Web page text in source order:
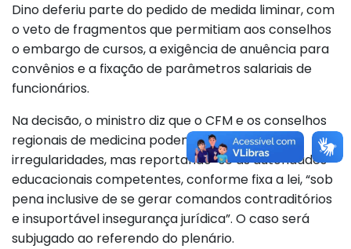
Dino deferiu parte do pedido de medida liminar, com
o veto de fragmentos que permitiam aos conselhos
o embargo de cursos, a exigência de anuência para
convênios e a fixação de parâmetros salariais de
funcionários.
Na decisão, o ministro diz que o CFM e os conselhos
regionais de medicina podem apontar
irregularidades, mas reportando-se às autoridades
educacionais competentes, conforme fixa a lei, “sob
pena inclusive de se gerar comandos contraditórios
e insuportável insegurança jurídica”. O caso será
subjugado ao referendo do plenário.